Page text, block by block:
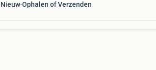
Nieuw Ophalen of Verzenden